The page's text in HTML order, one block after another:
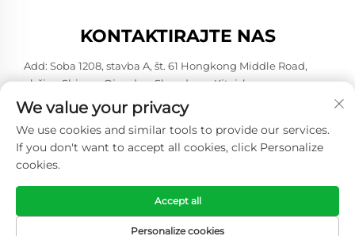
KONTAKTIRAJTE NAS
Add: Soba 1208, stavba A, št. 61 Hongkong Middle Road,
občina Shinan, Qingdao, Shandong, Kitajska
Tel:+86-53285879528
E-pošta:[email protected]
Avtorske pravice © 2026 Qingdao Harthn-ritune Corp., Ltd. Vse
pravice pridržane. -Politika zasebnosti
We value your privacy
We use cookies and similar tools to provide our services.
If you don't want to accept all cookies, click Personalize
cookies.
Personalize cookies
Accept all